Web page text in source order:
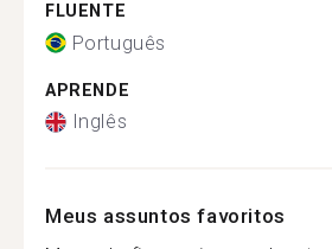
FLUENTE
Português
APRENDE
Inglês
Meus assuntos favoritos